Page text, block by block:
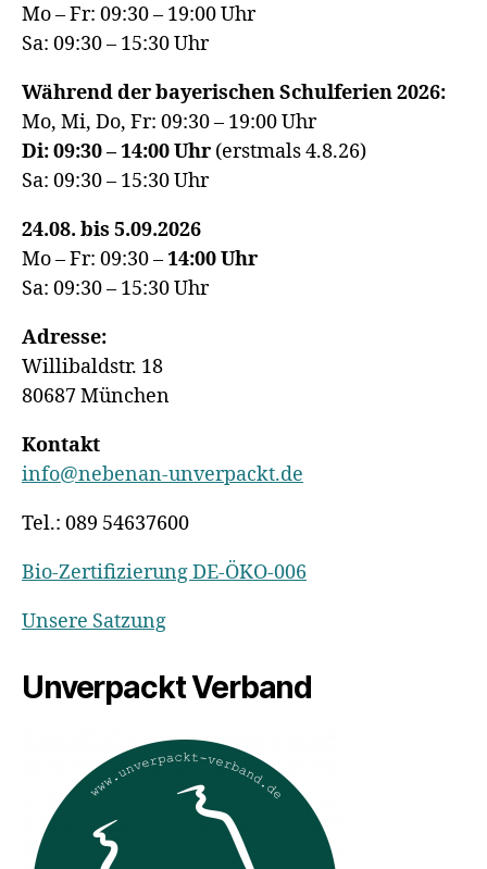
Mo – Fr: 09:30 – 19:00 Uhr
Sa: 09:30 – 15:30 Uhr
Während der bayerischen Schulferien 2026:
Mo, Mi, Do, Fr: 09:30 – 19:00 Uhr
Di: 09:30 – 14:00 Uhr (erstmals 4.8.26)
Sa: 09:30 – 15:30 Uhr
24.08. bis 5.09.2026
Mo – Fr: 09:30 –14:00Uhr
Sa: 09:30 – 15:30 Uhr
Adresse:
Willibaldstr. 18
80687 München
Kontakt
info@nebenan-unverpackt.de
Tel.: 089 54637600
Bio-Zertifizierung DE-ÖKO-006
Unsere Satzung
Unverpackt Verband